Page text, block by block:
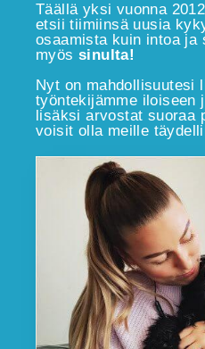
Täällä yksi vuonna
etsii tiimiinsä uusia
osaamista kuin intoa ja
myös sinulta!
Nyt on mahdollisuutesi
työntekijämme iloiseen
lisäksi arvostat suoraa
voisit olla meille